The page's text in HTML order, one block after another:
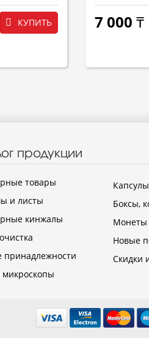
КУПИТЬ 7 000 ₸
продукции
товары
и листы
кинжалы
принадлежности
Боксы,
Монеты
Новые
Скидки